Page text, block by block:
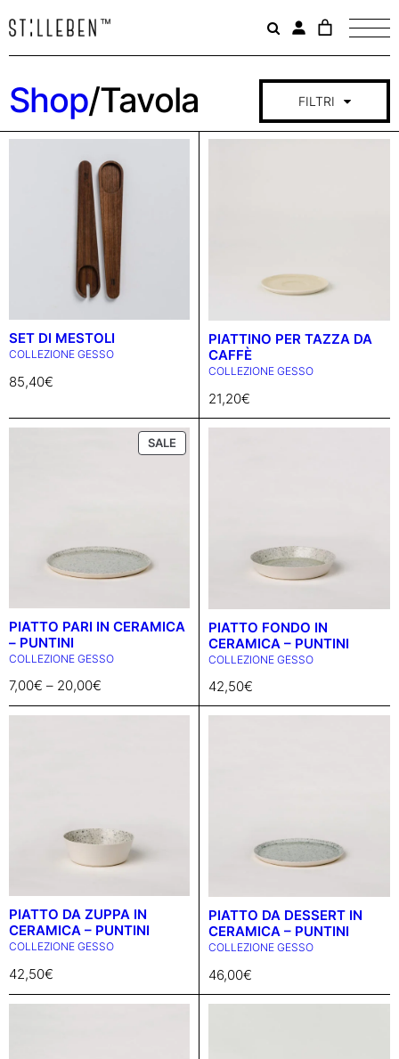
Il
è
Shop/Tavola FILTRI
CUCINA
TAVOLA
SET DI MESTOLI
COLLEZIONE GESSO
85,40€
PIATTINO PER TAZZA DA
CAFFÈ
COLLEZIONE GESSO
21,20€
SALE
R
A
L
PIATTO PARI IN CERAMICA
– PUNTINI
COLLEZIONE GESSO
7,00€ – 20,00€
PIATTO FONDO IN
CERAMICA – PUNTINI
COLLEZIONE GESSO
42,50€
PIATTO DA ZUPPA IN
CERAMICA – PUNTINI
COLLEZIONE GESSO
42,50€
PIATTO DA DESSERT IN
CERAMICA – PUNTINI
COLLEZIONE GESSO
46,00€